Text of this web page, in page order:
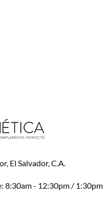
El Salvador, C.A.
8:30am - 12:30pm / 1:30pm